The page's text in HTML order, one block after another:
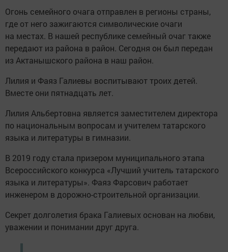
Огонь семейного очага отправлен в регионы страны,
где от него зажигаются символические очаги
на местах. В нашей республике семейный очаг также
передают из района в район. Сегодня он был передан
из Актанышского района в наш район.
Лилия и Фаяз Галиевы воспитывают троих детей.
Вместе они пятнадцать лет.
Лилия Альбертовна является заместителем директора
по национальным вопросам и учителем татарского
языка и литературы в гимназии.
В 2019 году стала призером муниципального этапа
Всероссийского конкурса «Лучший учитель татарского
языка и литературы». Фаяз Фарсович работает
инженером в дорожно-строительной организации.
Секрет долголетия брака Галиевых основан на любви,
уважении и понимании друг друга.